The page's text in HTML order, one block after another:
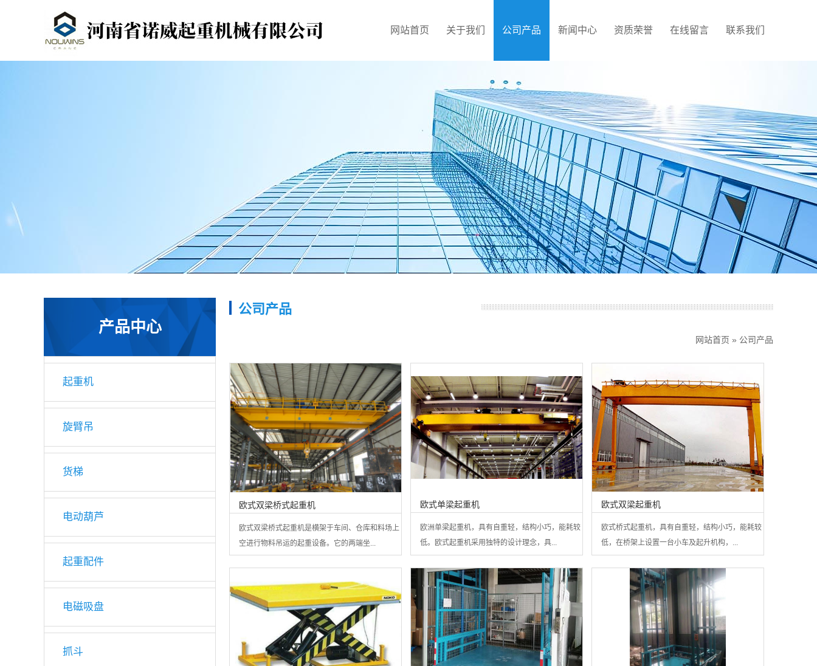
网站首页 关于我们 公司产品 新闻中心 资质荣誉 在线留言 联系我们
公司产品
网站首页 » 公司产品
欧式双梁桥式起重机
欧式双梁桥式起重机是横架于车间、仓库和料场上
空进行物料吊运的起重设备。它的两端坐...
欧式单梁起重机
欧洲单梁起重机，具有自重轻，结构小巧，能耗较
低。欧式起重机采用独特的设计理念，具...
欧式双梁起重机
欧式桥式起重机，具有自重轻，结构小巧，能耗较
低，在桥架上设置一台小车及起升机构，...
产品中心
起重机
旋臂吊
货梯
电动葫芦
起重配件
电磁吸盘
抓斗